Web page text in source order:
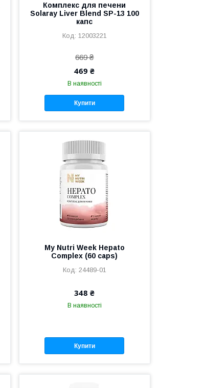
Комплекс для печени
Solaray Liver Blend SP-13 100
капс
12003221
669 ₴
469 ₴
В наявності
Купити
My Nutri Week Hepato
Complex (60 caps)
24489-01
348 ₴
В наявності
Купити